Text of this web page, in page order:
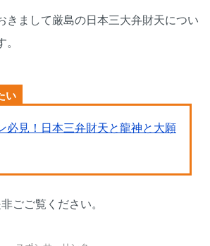
きまして厳島の日本三大弁財天につい
い
必見！日本三弁財天と龍神と大願
ごご覧ください。